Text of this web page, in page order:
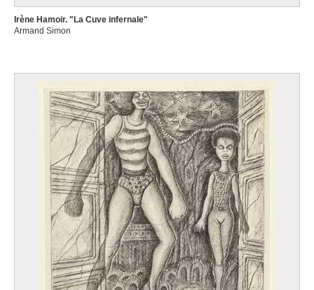
Irène Hamoir. "La Cuve infernale"
Armand Simon